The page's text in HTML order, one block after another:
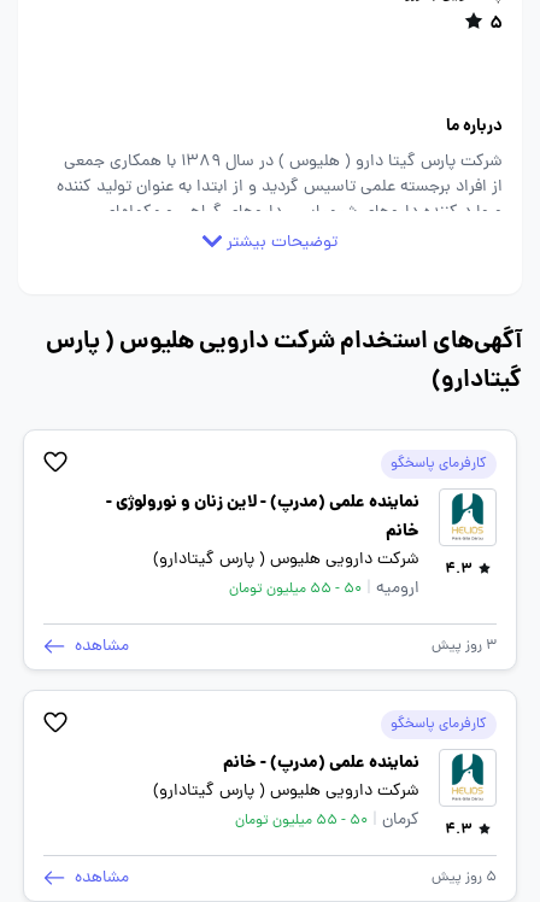
5
درباره ما
شرکت پارس گیتا دارو ( هلیوس ) در سال 1389 با همکاری جمعی
از افراد برجسته علمی تاسیس گردید و از ابتدا به عنوان تولید کننده
و وارد کننده داروهای شیمیایی ، داروهای گیاهی و مکملهای
دارویی با تعهد به عرضه محصولات با کیفیت فعالیت خود را آغاز
می‏کنیم متناسب با نقطه‏ اثر صنعت داروسازی در زندگی انسانِ
امروزی، برای کلیه ذینفعان اعم از مصرف ‏کنندگان ‏کمال طلب، اعضای
شبکه فروش همسو و همراه و نیز همکاران همدل و ترقی‏خواه، در
سه رکن «کیفیت مطلوب»، «قیمت مناسب» و «پاسخگویی سریع و
به موقع به نیازهای مشتریان» محقق سازیم.
توضیحات بیشتر
آگهی‌های استخدام شرکت دارویی هلیوس ( پارس
گیتادارو)
کارفرمای پاسخگو
4.3
نماینده علمی (مدرپ) - لاین زنان و نورولوژی -
خانم
شرکت دارویی هلیوس ( پارس گیتادارو)
ارومیه | 50 - 55 میلیون تومان
3 روز پیش مشاهده
کارفرمای پاسخگو
4.3
نماینده علمی (مدرپ) - خانم
شرکت دارویی هلیوس ( پارس گیتادارو)
کرمان | 50 - 55 میلیون تومان
5 روز پیش مشاهده